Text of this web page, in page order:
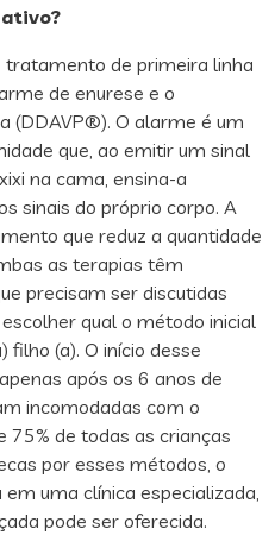
de primeira linha
de enurese e o
(DDAVP®). O alarme é um
que, ao emitir um sinal
na cama, ensina-a
sinais do próprio corpo. A
que reduz a quantidade
as terapias têm
precisam ser discutidas
qual o método inicial
filho (a). O início desse
após os 6 anos de
incomodadas com o
de todas as crianças
por esses métodos, o
uma clínica especializada,
pode ser oferecida.